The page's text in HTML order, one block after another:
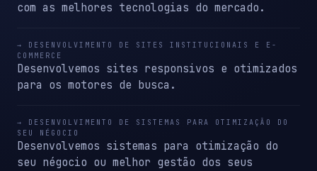
com as melhores tecnologias do mercado.
→ DESENVOLVIMENTO DE SITES INSTITUCIONAIS E E-
COMMERCE
Desenvolvemos sites responsivos e otimizados
para os motores de busca.
→ DESENVOLVIMENTO DE SISTEMAS PARA OTIMIZAÇÃO DO
SEU NÉGOCIO
Desenvolvemos sistemas para otimização do
seu négocio ou melhor gestão dos seus